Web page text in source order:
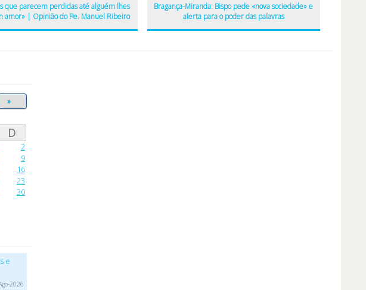
que parecem perdidas até alguém lhes
amor» | Opinião do Pe. Manuel Ribeiro
Bragança-Miranda: Bispo pede «nova sociedade» e
alerta para o poder das palavras
»
D
2
9
16
23
30
e
2026